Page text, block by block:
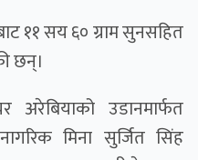
११ सय ६० ग्राम सुनसहित
छन्।
अरेबियाको उडानमार्फत
मिना सुर्जित सिंह